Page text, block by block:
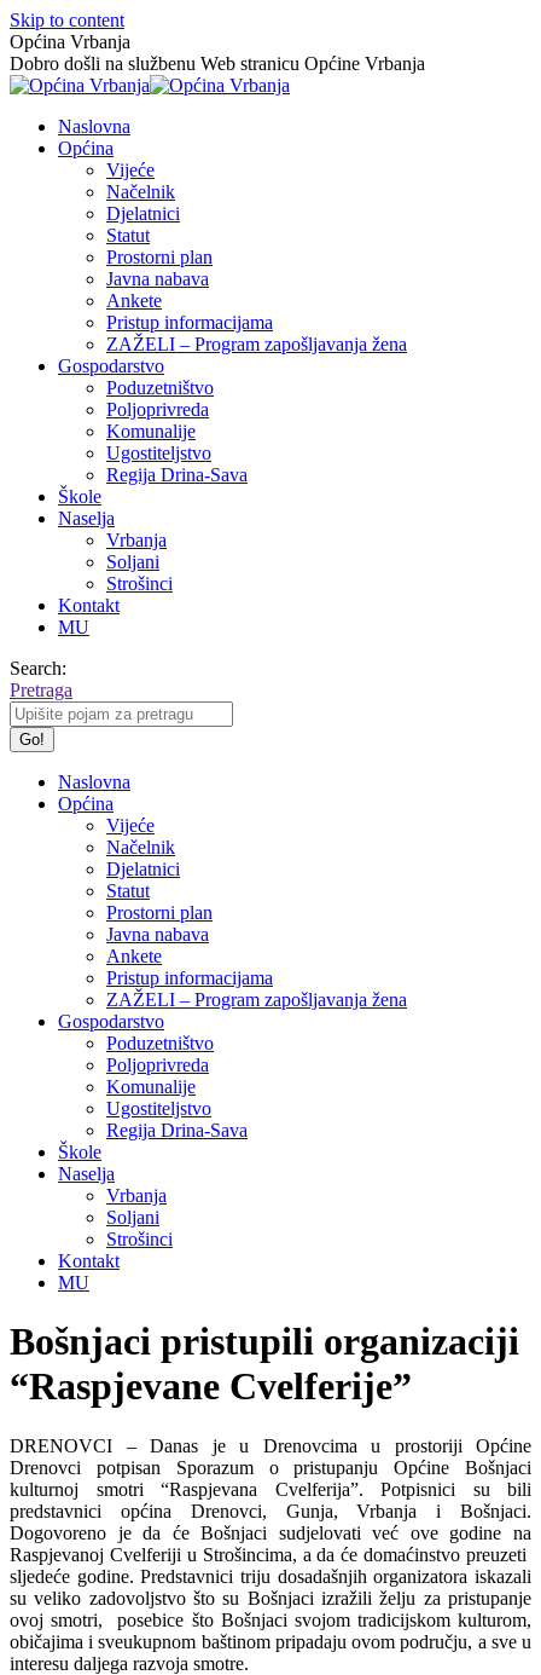
Skip to content
Općina Vrbanja
Dobro došli na službenu Web stranicu Općine Vrbanja
Naslovna
Općina
Vijeće
Načelnik
Djelatnici
Statut
Prostorni plan
Javna nabava
Ankete
Pristup informacijama
ZAŽELI – Program zapošljavanja žena
Gospodarstvo
Poduzetništvo
Poljoprivreda
Komunalije
Ugostiteljstvo
Regija Drina-Sava
Škole
Naselja
Vrbanja
Soljani
Strošinci
Kontakt
MU
Search:
Pretraga
Naslovna
Općina
Vijeće
Načelnik
Djelatnici
Statut
Prostorni plan
Javna nabava
Ankete
Pristup informacijama
ZAŽELI – Program zapošljavanja žena
Gospodarstvo
Poduzetništvo
Poljoprivreda
Komunalije
Ugostiteljstvo
Regija Drina-Sava
Škole
Naselja
Vrbanja
Soljani
Strošinci
Kontakt
MU
Bošnjaci pristupili organizaciji
“Raspjevane Cvelferije”
DRENOVCI – Danas je u Drenovcima u prostoriji Općine
Drenovci potpisan Sporazum o pristupanju Općine Bošnjaci
kulturnoj smotri “Raspjevana Cvelferija”. Potpisnici su bili
predstavnici općina Drenovci, Gunja, Vrbanja i Bošnjaci.
Dogovoreno je da će Bošnjaci sudjelovati već ove godine na
Raspjevanoj Cvelferiji u Strošincima, a da će domaćinstvo preuzeti
sljedeće godine. Predstavnici triju dosadašnjih organizatora iskazali
su veliko zadovoljstvo što su Bošnjaci izražili želju za pristupanje
ovoj smotri, posebice što Bošnjaci svojom tradicijskom kulturom,
običajima i sveukupnom baštinom pripadaju ovom području, a sve u
interesu daljega razvoja smotre.